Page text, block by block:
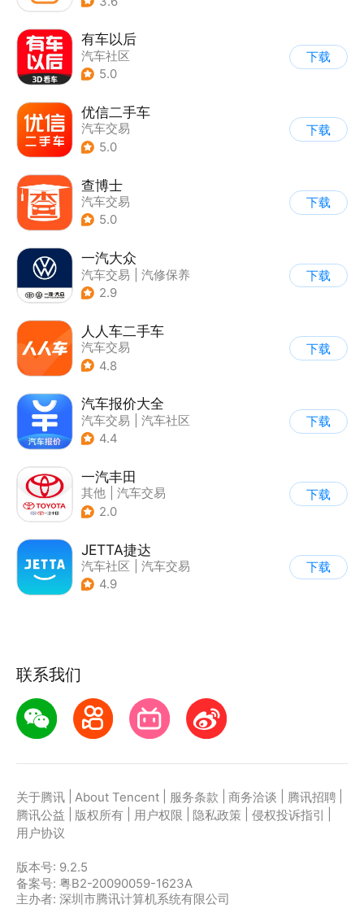
有车以后
汽车社区
5.0
下载
优信二手车
汽车交易
5.0
下载
查博士
汽车交易
5.0
下载
一汽大众
汽车交易
汽修保养
2.9
下载
人人车二手车
汽车交易
4.8
下载
汽车报价大全
汽车交易
汽车社区
4.4
下载
一汽丰田
其他
汽车交易
2.0
下载
JETTA捷达
汽车社区
汽车交易
4.9
下载
联系我们
关于腾讯 About Tencent 服务条款 商务洽谈 腾讯招聘
腾讯公益
版权所有 用户权限 隐私政策 侵权投诉指引
用户协议
版本号: 9.2.5
备案号: 粤B2-20090059-1623A
主办者: 深圳市腾讯计算机系统有限公司